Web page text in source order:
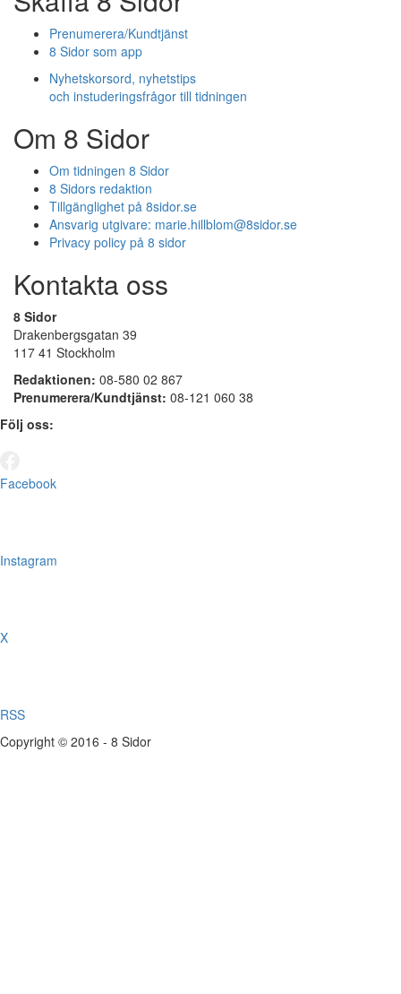
Prenumerera/Kundtjänst
8 Sidor som app
Nyhetskorsord, nyhetstips
och instuderingsfrågor till tidningen
Om 8 Sidor
Om tidningen 8 Sidor
8 Sidors redaktion
Tillgänglighet på 8sidor.se
Ansvarig utgivare: marie.hillblom@8sidor.se
Privacy policy på 8 sidor
Kontakta oss
8 Sidor
Drakenbergsgatan 39
117 41 Stockholm
Redaktionen: 08-580 02 867
Prenumerera/Kundtjänst: 08-121 060 38
Följ oss:
Facebook
Instagram
X
RSS
Copyright © 2016 - 8 Sidor